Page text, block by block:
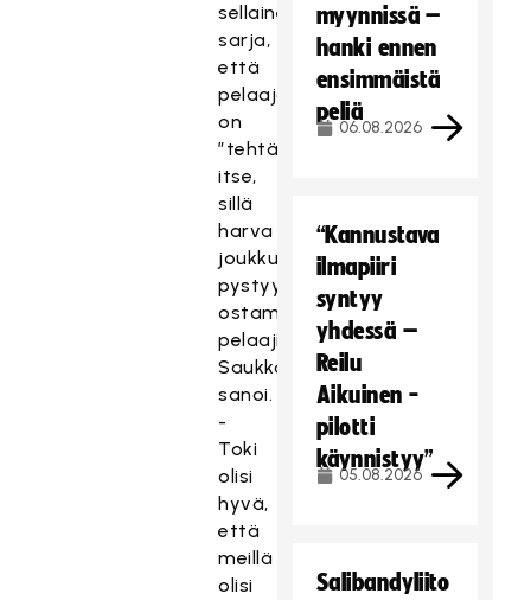
sellainen
sarja,
että
pelaajat
on
”tehtävä”
itse,
sillä
harva
joukkue
pystyy
ostamaan
pelaajia,
Saukkonen
sanoi.
-
Toki
olisi
hyvä,
että
meillä
olisi
myynnissä –
hanki ennen
ensimmäistä
peliä
06.08.2026
“Kannustava
ilmapiiri
syntyy
yhdessä –
Reilu
Aikuinen -
pilotti
käynnistyy”
05.08.2026
Salibandyliito